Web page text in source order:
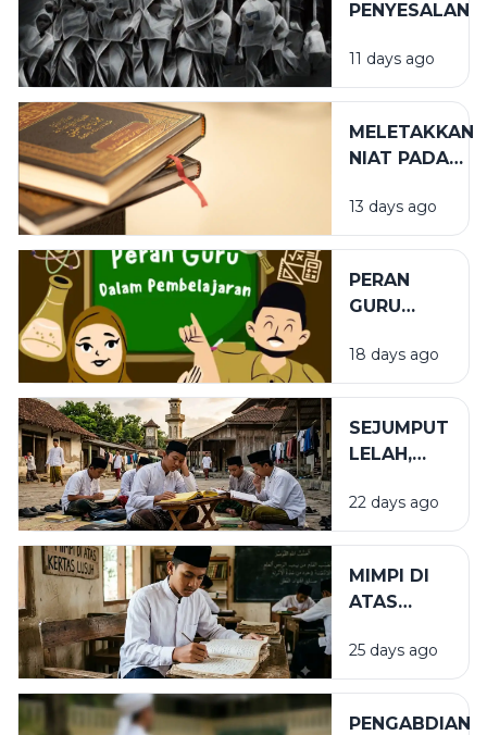
PENYESALAN
11 days ago
MELETAKKAN
NIAT PADA
YANG TEPAT
13 days ago
PERAN
GURU
PENDIDIKAN
18 days ago
SEJUMPUT
LELAH,
BARAKAH
22 days ago
MIMPI DI
ATAS
LUSUH
25 days ago
PENGABDIAN